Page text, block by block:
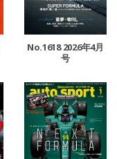
No.1618 2026年4月
号